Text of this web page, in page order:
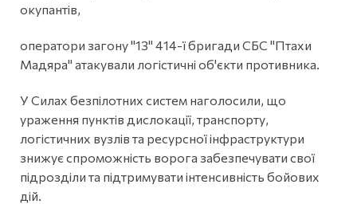
окупантів,
оператори загону "13" 414-ї бригади СБС "Птахи
Мадяра" атакували логістичні об'єкти противника.
У Силах безпілотних систем наголосили, що
ураження пунктів дислокації, транспорту,
логістичних вузлів та ресурсної інфраструктури
знижує спроможність ворога забезпечувати свої
підрозділи та підтримувати інтенсивність бойових
дій.